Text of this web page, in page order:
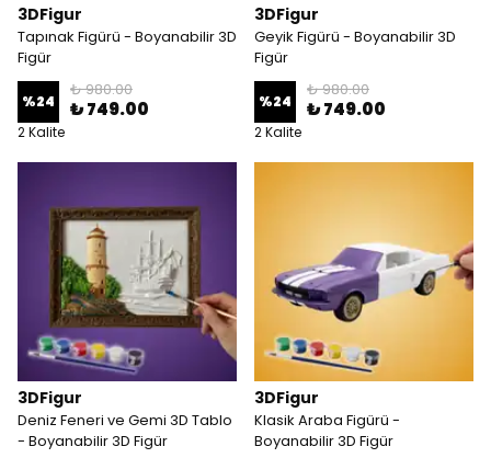
3DFigur
Tapınak Figürü - Boyanabilir 3D
Figür
%24
₺ 980.00
₺ 749.00
2 Kalite
3DFigur
Geyik Figürü - Boyanabilir 3D
Figür
%24
₺ 980.00
₺ 749.00
2 Kalite
3DFigur
Deniz Feneri ve Gemi 3D Tablo
- Boyanabilir 3D Figür
3DFigur
Klasik Araba Figürü -
Boyanabilir 3D Figür